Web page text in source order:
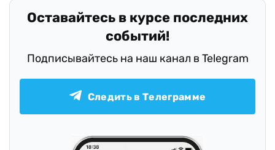
Оставайтесь в курсе последних
событий!
Подписывайтесь на наш канал в Telegram
Следить в Телеграмме